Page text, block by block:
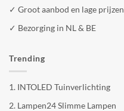
✓ Groot aanbod en lage prijzen
✓ Bezorging in NL & BE
Trending
1. INTOLED Tuinverlichting
2. Lampen24 Slimme Lampen